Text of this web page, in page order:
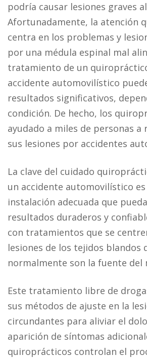
podría causar lesiones graves
Afortunadamente, la atención
centra en los problemas y
por una médula espinal mal
tratamiento de un
accidente automovilístico
resultados significativos,
condición. De hecho, los
ayudado a miles de personas a
sus lesiones por accidentes
La clave del cuidado
un accidente automovilístico
instalación adecuada que
resultados duraderos y
con tratamientos que se
lesiones de los tejidos blandos
normalmente son la fuente del
Este tratamiento libre de
sus métodos de ajuste en la
circundantes para aliviar el
aparición de síntomas
quiroprácticos controlan el